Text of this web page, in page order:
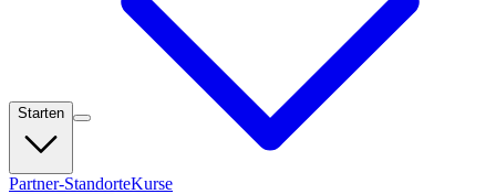
Starten
Partner-StandorteKurse